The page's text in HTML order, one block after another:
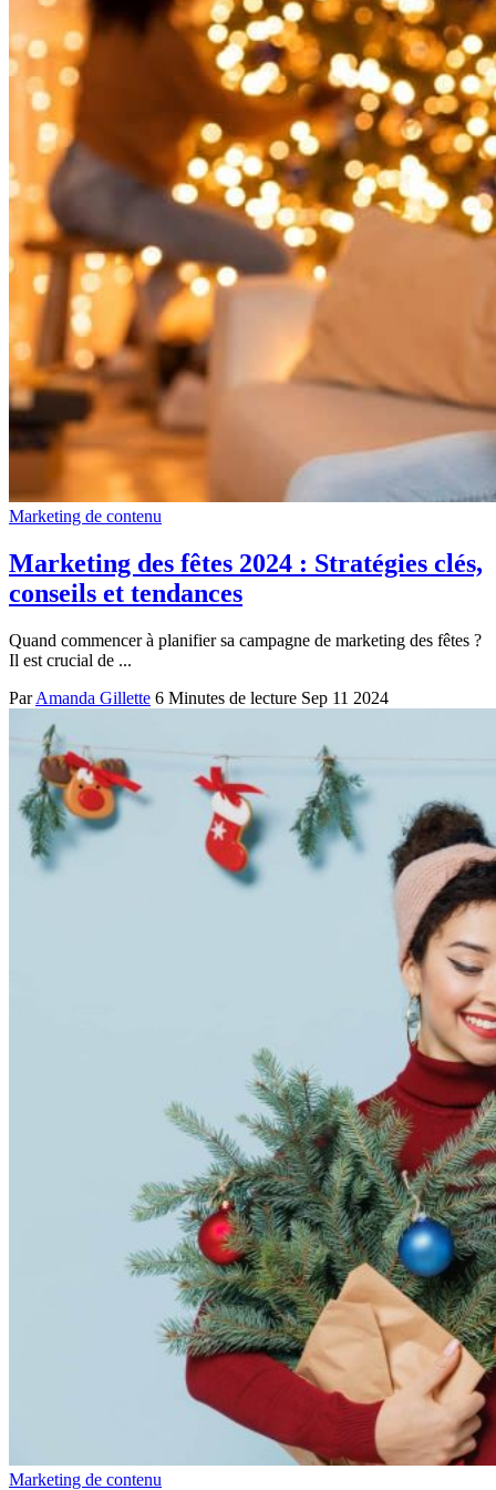
Marketing de contenu
Marketing des fêtes 2024 : Stratégies clés,
conseils et tendances
Quand commencer à planifier sa campagne de marketing des fêtes ?
Il est crucial de ...
Par Amanda Gillette 6 Minutes de lecture Sep 11 2024
Marketing de contenu